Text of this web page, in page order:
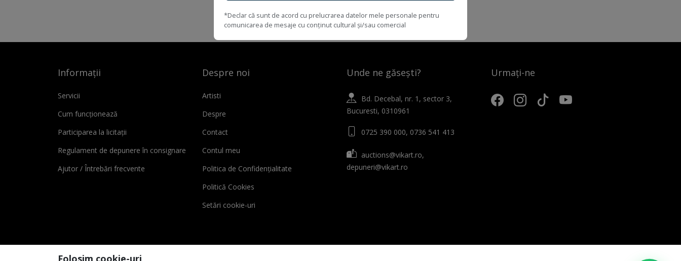
Informații
Servicii
Cum funcționează
Participarea la licitații
Regulament de depunere în consignare
Ajutor / Întrebări frecvente
Despre noi
Artisti
Despre
Contact
Contul meu
Politica de Confidențialitate
Politică Cookies
Setări cookie-uri
Unde ne găsești?
Bd. Decebal, nr. 1, sector 3,
Bucuresti, 0310961
0725 390 000, 0736 541 413
auctions@vikart.ro,
depuneri@vikart.ro
Urmați-ne
Folosim cookie-uri
*Declar că sunt de acord cu prelucrarea datelor mele personale pentru
comunicarea de mesaje cu conținut cultural și/sau comercial